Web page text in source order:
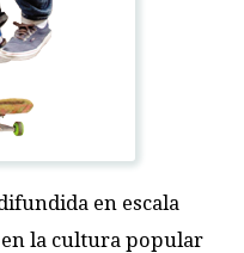
en escala
la cultura popular